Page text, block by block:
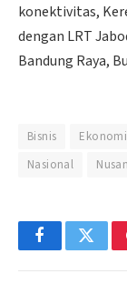
konektivitas,
dengan LRT
Bandung Raya,
Bisnis Ekonomi
Nasional
Facebook